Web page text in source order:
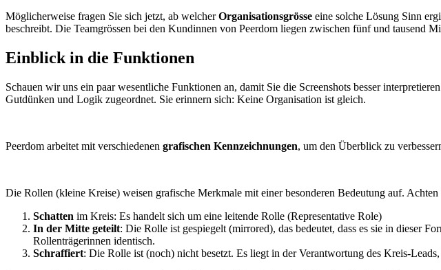
Möglicherweise fragen Sie sich jetzt, ab welcherOrganisationsgrösse eine solche Lösung Sinn
beschreibt. Die Teamgrössen bei den Kundinnen von Peerdom liegen zwischen fünf und tausend
Einblick in die Funktionen
Schauen wir uns ein paar wesentliche Funktionen an, damit Sie die Screenshots besser
Gutdünken und Logik zugeordnet. Sie erinnern sich: Keine Organisation ist gleich.
Peerdom arbeitet mit verschiedenen grafischen Kennzeichnungen, um den Überblick zu
Die Rollen (kleine Kreise) weisen grafische Merkmale mit einer besonderen Bedeutung auf.
Schatten im Kreis: Es handelt sich um eine leitende Rolle (Representative Role)
In der Mitte geteilt: Die Rolle ist gespiegelt (mirrored), das bedeutet, dass es sie in dieser
Rollenträgerinnen identisch.
Schraffiert: Die Rolle ist (noch) nicht besetzt. Es liegt in der Verantwortung des Kreis-